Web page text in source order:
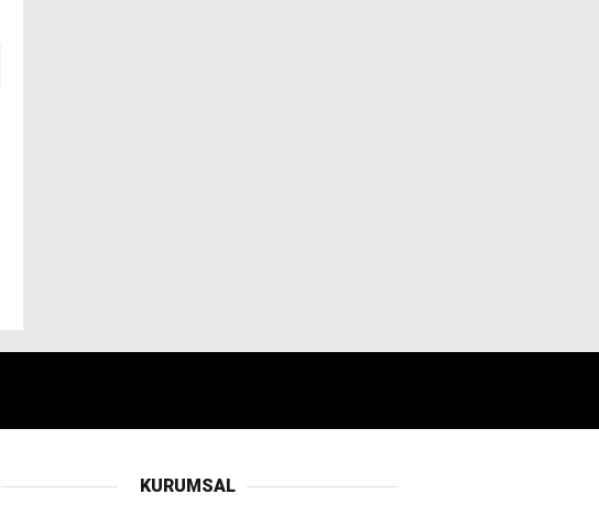
KURUMSAL